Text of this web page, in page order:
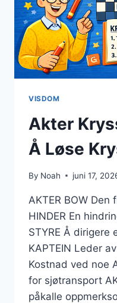
VISDOM
Akter
Å Løse
By Noah juni 17,
AKTER BOW Den
HINDER En
STYRE Å dirigere
KAPTEIN Leder
Kostnad ved noe
for sjøtransport
påkalle